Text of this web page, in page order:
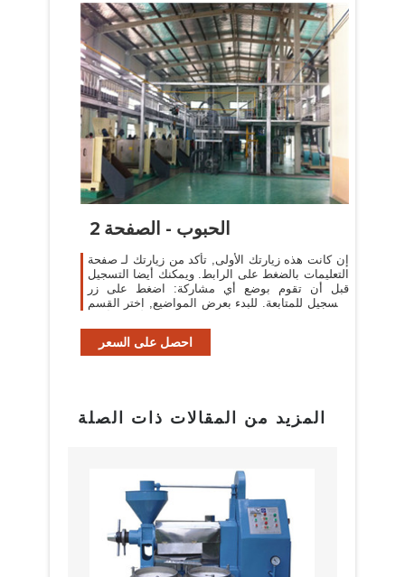
الحبوب - الصفحة 2
إن كانت هذه زيارتك الأولى, تأكد من زيارتك لـ صفحة
التعليمات بالضغط على الرابط. ويمكنك أيضا التسجيل
قبل أن تقوم بوضع أي مشاركة: اضغط على زر
التسجيل للمتابعة. للبدء بعرض المواضيع, اختر القسم
احصل على السعر
المزيد من المقالات ذات الصلة